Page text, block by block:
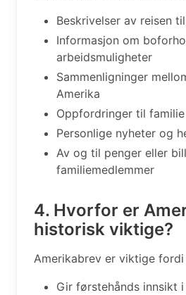
Beskrivelser av reisen
Informasjon om
arbeidsmuligheter
Sammenligninger
Amerika
Oppfordringer til
Personlige nyheter og
Av og til penger eller
familiemedlemmer
4. Hvorfor er
historisk viktige?
Amerikabrev er viktige fordi
Gir førstehånds innsikt